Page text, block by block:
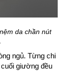
da chần nút
ngủ. Từng chi
giường đều